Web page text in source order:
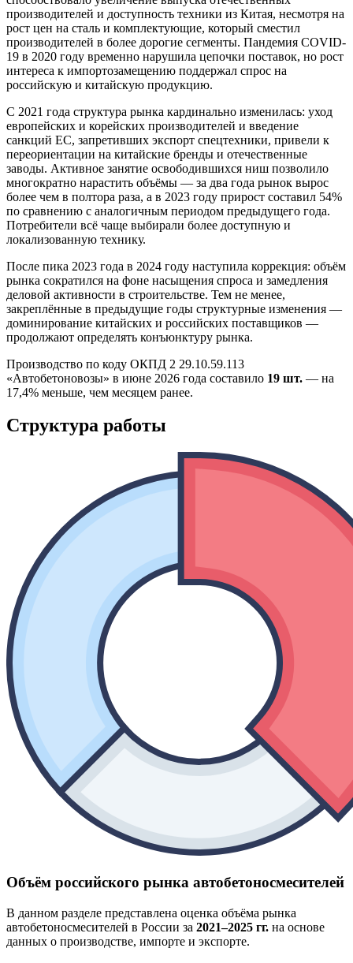
производителей и доступность техники из Китая, несмотря на
рост цен на сталь и комплектующие, который сместил
производителей в более дорогие сегменты. Пандемия COVID-
19 в 2020 году временно нарушила цепочки поставок, но рост
интереса к импортозамещению поддержал спрос на
российскую и китайскую продукцию.
С 2021 года структура рынка кардинально изменилась: уход
европейских и корейских производителей и введение
санкций ЕС, запретивших экспорт спецтехники, привели к
переориентации на китайские бренды и отечественные
заводы. Активное занятие освободившихся ниш позволило
многократно нарастить объёмы — за два года рынок вырос
более чем в полтора раза, а в 2023 году прирост составил 54%
по сравнению с аналогичным периодом предыдущего года.
Потребители всё чаще выбирали более доступную и
локализованную технику.
После пика 2023 года в 2024 году наступила коррекция: объём
рынка сократился на фоне насыщения спроса и замедления
деловой активности в строительстве. Тем не менее,
закреплённые в предыдущие годы структурные изменения —
доминирование китайских и российских поставщиков —
продолжают определять конъюнктуру рынка.
Производство по коду ОКПД 2 29.10.59.113
«Автобетоновозы» в июне 2026 года составило 19 шт. — на
17,4% меньше, чем месяцем ранее.
Структура работы
Объём российского рынка автобетоносмесителей
В данном разделе представлена оценка объёма рынка
автобетоносмесителей в России за 2021–2025 гг. на основе
данных о производстве, импорте и экспорте.